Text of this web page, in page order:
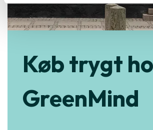
Køb trygt
GreenMind